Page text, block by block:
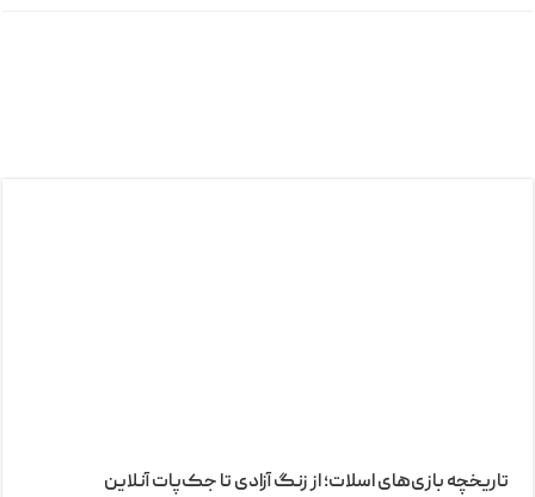
تاریخچه بازی‌های اسلات؛ از زنگ آزادی تا جک‌پات‌ آنلاین